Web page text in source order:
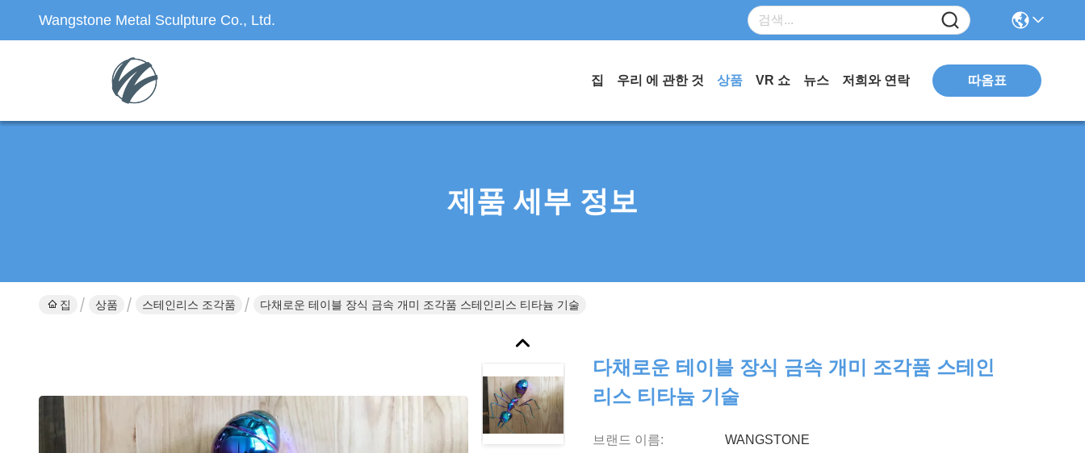
Wangstone Metal Sculpture Co., Ltd.
집 우리 에 관한 것 상품 VR 쇼 뉴스 저희와 연락 따옴표
제품 세부 정보
집 상품 스테인리스 조각품 다채로운 테이블 장식 금속 개미 조각품 스테인리스 티타늄 기술
다채로운 테이블 장식 금속 개미 조각품 스테인
리스 티타늄 기술
브랜드 이름: WANGSTONE